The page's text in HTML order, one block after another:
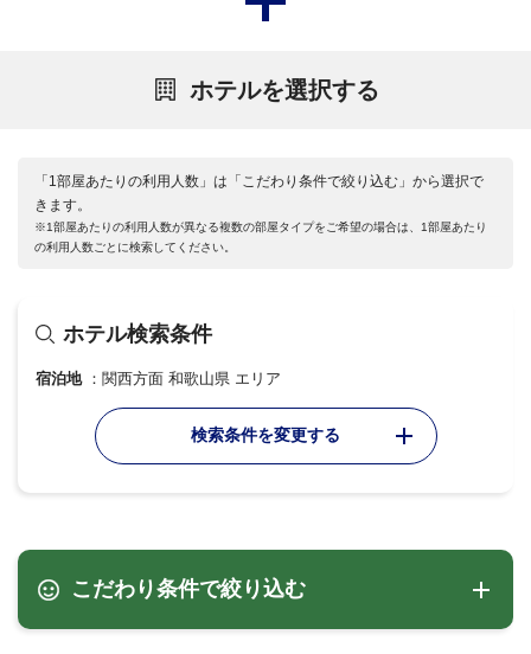
ホテルを選択する
「1部屋あたりの利用人数」は「こだわり条件で絞り込む」から選択で
きます。
※1部屋あたりの利用人数が異なる複数の部屋タイプをご希望の場合は、1部屋あたり
の利用人数ごとに検索してください。
ホテル検索条件
宿泊地 関西方面 和歌山県 エリア
検索条件を変更する
こだわり条件で絞り込む